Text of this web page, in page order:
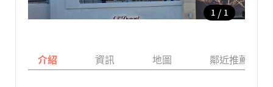
1 / 1
介紹 資訊 地圖 鄰近推薦景點